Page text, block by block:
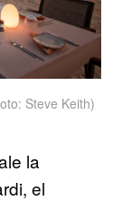
Steve Keith)
la
el